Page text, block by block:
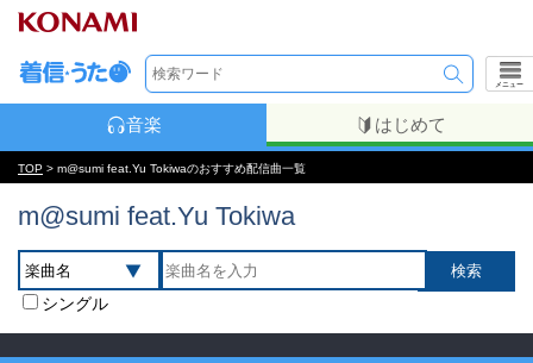
メニュー
音楽 はじめて
TOP > m@sumi feat.Yu Tokiwaのおすすめ配信曲一覧
m@sumi feat.Yu Tokiwa
シングル